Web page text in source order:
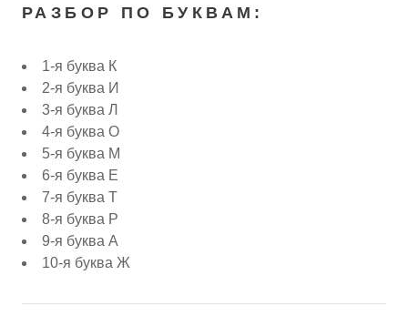
РАЗБОР ПО БУКВАМ:
1-я буква К
2-я буква И
3-я буква Л
4-я буква О
5-я буква М
6-я буква Е
7-я буква Т
8-я буква Р
9-я буква А
10-я буква Ж